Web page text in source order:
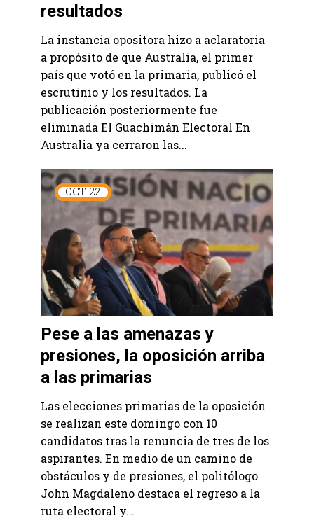
resultados
La instancia opositora hizo a aclaratoria
a propósito de que Australia, el primer
país que votó en la primaria, publicó el
escrutinio y los resultados. La
publicación posteriormente fue
eliminada El Guachimán Electoral En
Australia ya cerraron las...
OCT 22
Pese a las amenazas y
presiones, la oposición arriba
a las primarias
Las elecciones primarias de la oposición
se realizan este domingo con 10
candidatos tras la renuncia de tres de los
aspirantes. En medio de un camino de
obstáculos y de presiones, el politólogo
John Magdaleno destaca el regreso a la
ruta electoral y...